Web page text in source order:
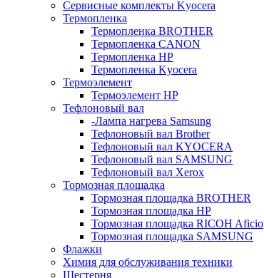
Сервисные комплекты Kyocera
Термопленка
Термопленка BROTHER
Термопленка CANON
Термопленка HP
Термопленка Kyocera
Термоэлемент
Термоэлемент НР
Тефлоновый вал
-Лампа нагрева Samsung
Тефлоновый вал Brother
Тефлоновый вал KYOCERA
Тефлоновый вал SAMSUNG
Тефлоновый вал Xerox
Тормозная площадка
Тормозная площадка BROTHER
Тормозная площадка HP
Тормозная площадка RICOH Aficio
Тормозная площадка SAMSUNG
Флажки
Химия для обслуживания техники
Шестерня